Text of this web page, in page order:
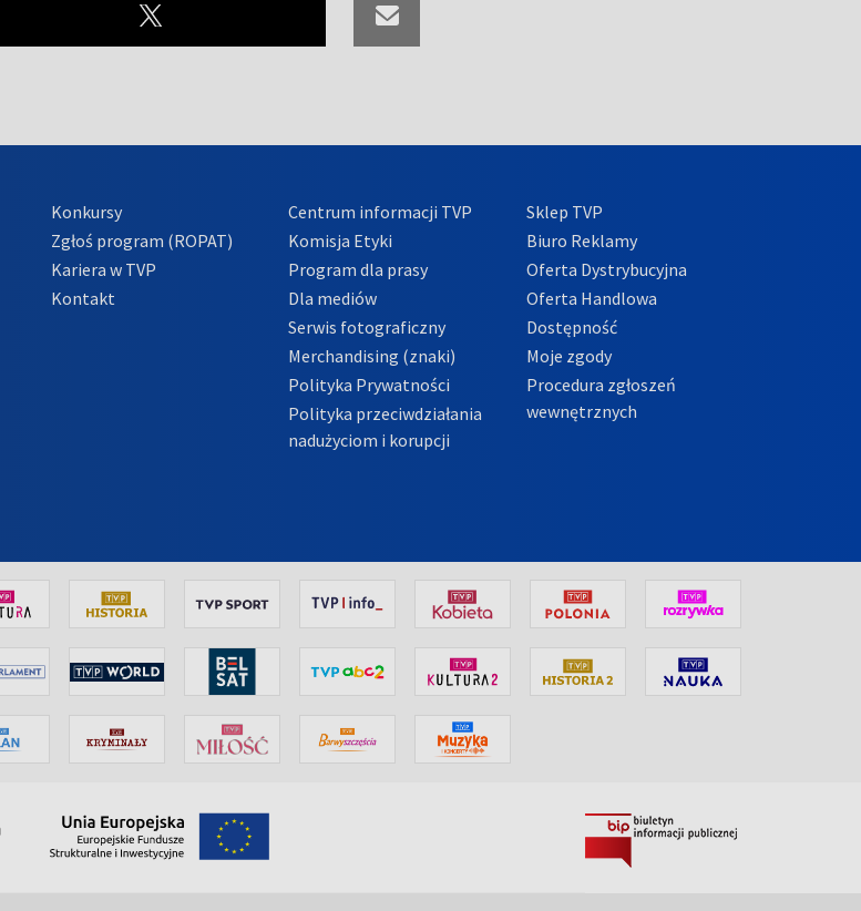
Konkursy
Zgłoś program (ROPAT)
Kariera w TVP
Kontakt
Centrum informacji TVP
Komisja Etyki
Program dla prasy
Dla mediów
Serwis fotograficzny
Merchandising (znaki)
Polityka Prywatności
Polityka przeciwdziałania
nadużyciom i korupcji
Sklep TVP
Biuro Reklamy
Oferta Dystrybucyjna
Oferta Handlowa
Dostępność
Moje zgody
Procedura zgłoszeń
wewnętrznych